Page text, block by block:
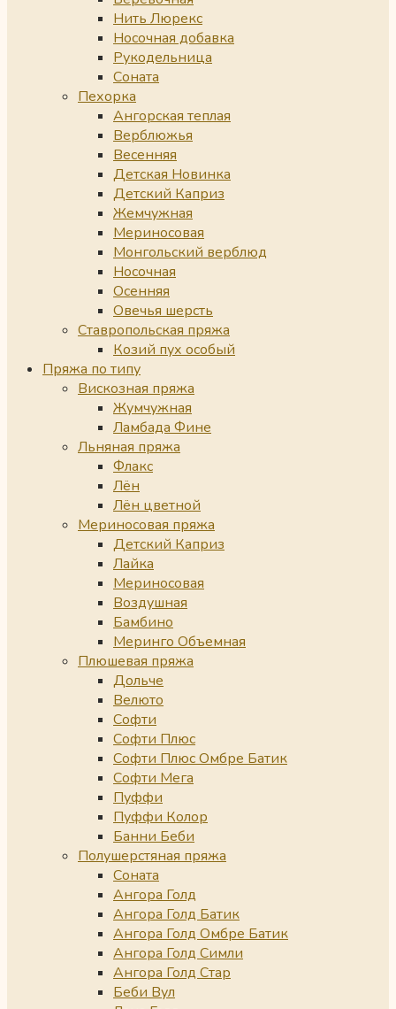
Нить Люрекс
Носочная добавка
Рукодельница
Соната
Пехорка
Ангорская теплая
Верблюжья
Весенняя
Детская Новинка
Детский Каприз
Жемчужная
Мериносовая
Монгольский верблюд
Носочная
Осенняя
Овечья шерсть
Ставропольская пряжа
Козий пух особый
Пряжа по типу
Вискозная пряжа
Жумчужная
Ламбада Фине
Льняная пряжа
Флакс
Лён
Лён цветной
Мериносовая пряжа
Детский Каприз
Лайка
Мериносовая
Воздушная
Бамбино
Меринго Объемная
Плюшевая пряжа
Дольче
Велюто
Софти
Софти Плюс
Софти Плюс Омбре Батик
Софти Мега
Пуффи
Пуффи Колор
Банни Беби
Полушерстяная пряжа
Соната
Ангора Голд
Ангора Голд Батик
Ангора Голд Омбре Батик
Ангора Голд Симли
Ангора Голд Стар
Беби Вул